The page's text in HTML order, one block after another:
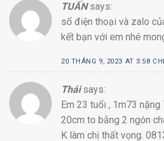
TUẤN says:
số điện thoại và zalo
kết bạn với em nhé
20 THÁNG 9, 2023 AT 3:58
Thái says:
Em 23 tuổi , 1m73 nặng
20cm to bằng 2 ngón
K làm chị thất vọng.